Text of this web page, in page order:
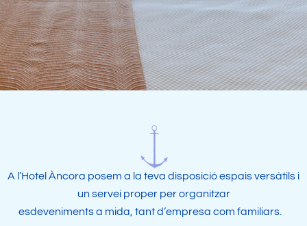
A l’Hotel Àncora posem a la teva disposició espais versàtils i
un servei proper per organitzar
esdeveniments a mida, tant d’empresa com familiars.